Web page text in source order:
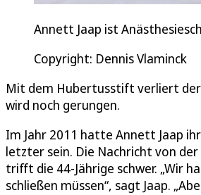
Annett Jaap ist
Copyright: Dennis Vlaminck
Mit dem Hubertusstift verliert der
wird noch gerungen.
Im Jahr 2011 hatte Annett Jaap
letzter sein. Die Nachricht von der
trifft die 44-Jährige schwer. „Wir
schließen müssen“, sagt Jaap.